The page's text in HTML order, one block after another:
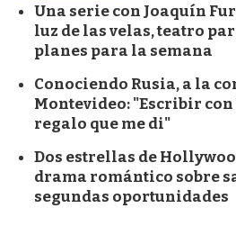
Una serie con Joaquín
luz de las velas, teatro
planes para la semana
Conociendo Rusia, a la
Montevideo: "Escribir
regalo que me di"
Dos estrellas de
drama romántico sobre
segundas oportunidades